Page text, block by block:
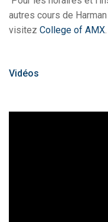
autres cours de
visitez College of AMX.
Vidéos